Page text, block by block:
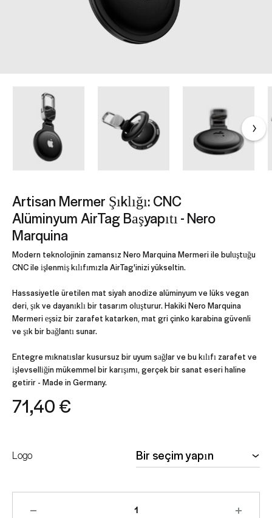
Artisan Mermer Şıklığı: CNC
Alüminyum AirTag Başyapıtı - Nero
Marquina
Modern teknolojinin zamansız Nero Marquina Mermeri ile buluştuğu
CNC ile işlenmiş kılıfımızla AirTag'inizi yükseltin.
Hassasiyetle üretilen mat siyah anodize alüminyum ve lüks vegan
deri, şık ve dayanıklı bir tasarım oluşturur. Hakiki Nero Marquina
Mermeri eşsiz bir zarafet katarken, mat gri çinko karabina güvenli
ve şık bir bağlantı sunar.
Entegre mıknatıslar kusursuz bir uyum sağlar ve bu kılıfı zarafet ve
işlevselliğin mükemmel bir karışımı, gerçek bir sanat eseri haline
getirir - Made in Germany.
71,40 €
Logo